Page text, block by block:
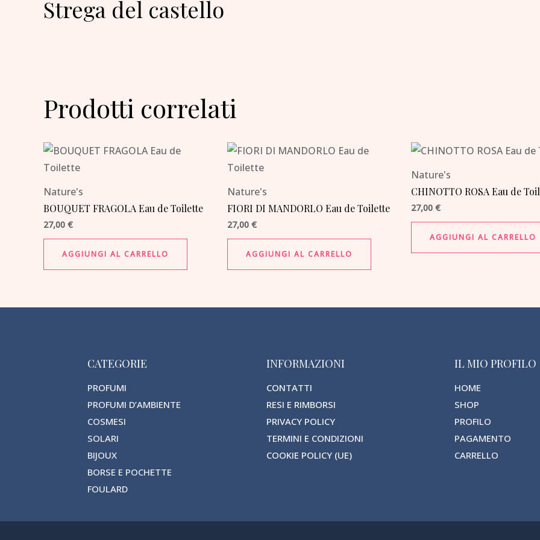
Strega del castello
Prodotti correlati
Nature's
BOUQUET FRAGOLA Eau de Toilette
27,00 €
AGGIUNGI AL CARRELLO
Nature's
FIORI DI MANDORLO Eau de Toilette
27,00 €
AGGIUNGI AL CARRELLO
Nature's
CHINOTTO ROSA Eau de
27,00 €
AGGIUNGI AL CARRELLO
CATEGORIE
PROFUMI
PROFUMI D’AMBIENTE
COSMESI
SOLARI
BIJOUX
BORSE E POCHETTE
FOULARD
INFORMAZIONI
CONTATTI
RESI E RIMBORSI
PRIVACY POLICY
TERMINI E CONDIZIONI
COOKIE POLICY (UE)
IL MIO PROFILO
HOME
SHOP
PROFILO
PAGAMENTO
CARRELLO